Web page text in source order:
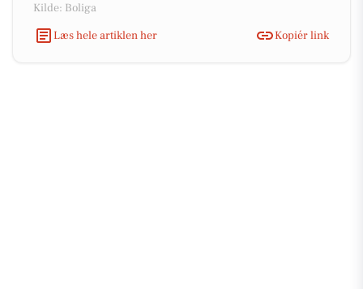
Kilde: Boliga
Læs hele artiklen her
Kopiér link